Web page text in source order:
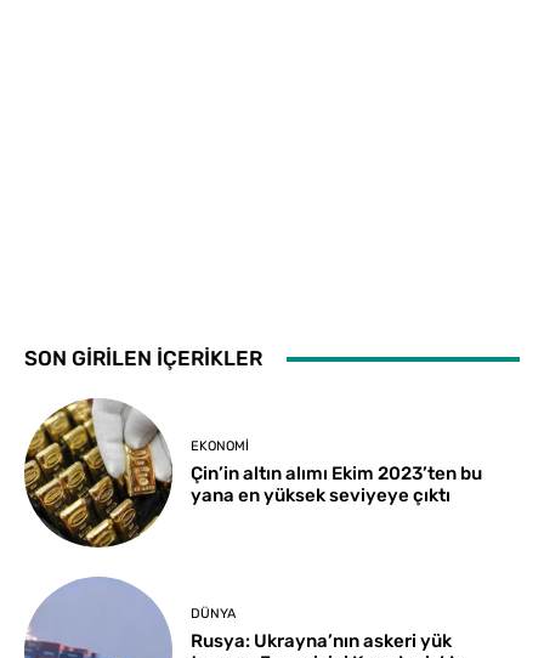
SON GİRİLEN İÇERİKLER
EKONOMI
Çin’in altın alımı Ekim 2023’ten bu
yana en yüksek seviyeye çıktı
DÜNYA
Rusya: Ukrayna’nın askeri yük